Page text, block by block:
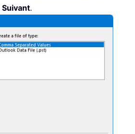
Suivant.